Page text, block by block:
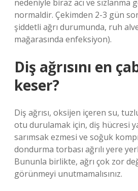
nedeniyle biraz acı ve sızlanma
normaldir. Çekimden 2-3 gün
şiddetli ağrı durumunda, ruh
mağarasında enfeksiyon).
Diş ağrısını en
keser?
Diş ağrısı, oksijen içeren su,
otu durulamak için, diş hücresi
sarımsak ezmesi ve soğuk
dondurma torbası ağrılı yere
Bununla birlikte, ağrı çok zor
görünmeyi unutmamalısınız.